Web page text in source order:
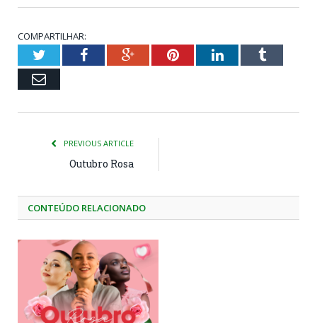
COMPARTILHAR:
TwitterFacebookGoogle+PinterestLinkedInTumblr
Email
PREVIOUS ARTICLE
Outubro Rosa
CONTEÚDO RELACIONADO